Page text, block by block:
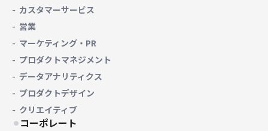
カスタマーサービス
営業
マーケティング・PR
プロダクトマネジメント
データアナリティクス
プロダクトデザイン
クリエイティブ
コーポレート